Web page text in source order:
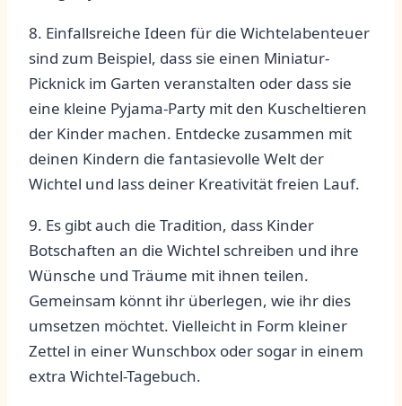
8. Einfallsreiche Ideen‌ für die Wichtelabenteuer
sind‌ zum Beispiel,⁤ dass ‍sie ‍einen Miniatur-
Picknick im‍ Garten veranstalten‌ oder dass⁤ sie
eine kleine Pyjama-Party mit den Kuscheltieren
der Kinder machen. Entdecke zusammen mit
deinen Kindern die fantasievolle Welt der
⁢Wichtel und lass ​deiner Kreativität ‍freien Lauf.
9. Es gibt auch die Tradition, dass Kinder
‌Botschaften an die ​Wichtel schreiben und ihre ​
Wünsche ⁣und Träume mit ihnen‍ teilen.
Gemeinsam‍ könnt ihr überlegen, wie ihr‌ dies
umsetzen möchtet.⁢ Vielleicht in Form kleiner
Zettel in ⁤einer⁤ Wunschbox ​oder sogar ⁤in einem‍
extra Wichtel-Tagebuch.